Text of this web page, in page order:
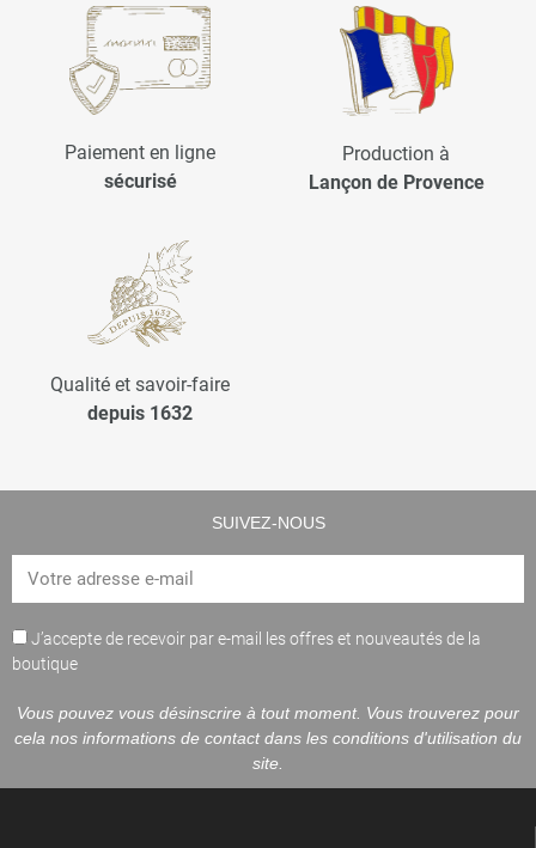
Paiement en ligne
sécurisé
Production à
Lançon de Provence
Qualité et savoir-faire
depuis 1632
SUIVEZ-NOUS
J’accepte de recevoir par e-mail les offres et nouveautés de la
boutique
Vous pouvez vous désinscrire à tout moment. Vous trouverez pour
cela nos informations de contact dans les conditions d'utilisation du
site.